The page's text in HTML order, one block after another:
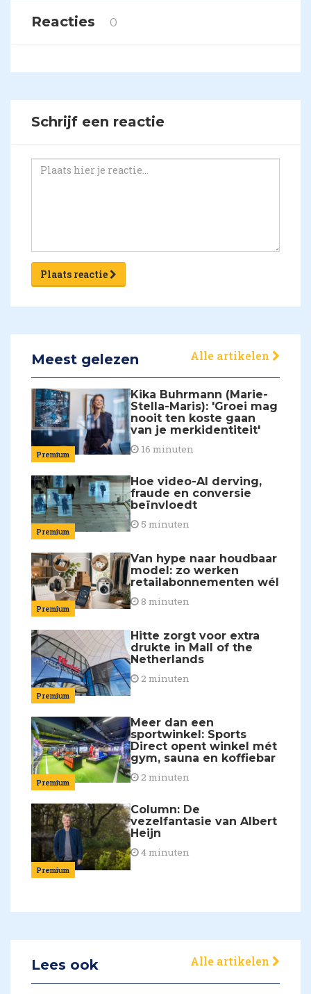
Reacties 0
Schrijf een reactie
Plaats reactie
Meest gelezen Alle artikelen
Premium
Kika Buhrmann (Marie-
Stella-Maris): 'Groei mag
nooit ten koste gaan
van je merkidentiteit'
16 minuten
Premium
Hoe video-AI derving,
fraude en conversie
beïnvloedt
5 minuten
Premium
Van hype naar houdbaar
model: zo werken
retailabonnementen wél
8 minuten
Premium
Hitte zorgt voor extra
drukte in Mall of the
Netherlands
2 minuten
Premium
Meer dan een
sportwinkel: Sports
Direct opent winkel mét
gym, sauna en koffiebar
2 minuten
Premium
Column: De
vezelfantasie van Albert
Heijn
4 minuten
Lees ook Alle artikelen